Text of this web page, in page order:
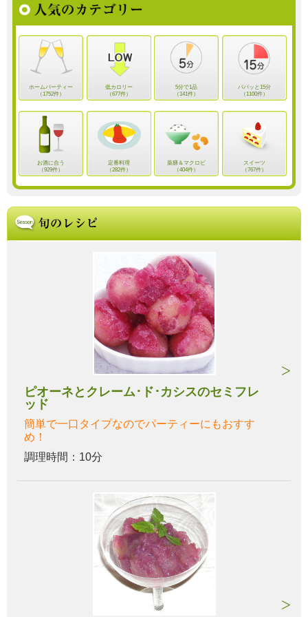
ホームパーティー
（1752件）
低カロリー
（677件）
5分で1品
（141件）
パパッと15分
（1100件）
お酒に合う
（929件）
定番料理
（282件）
薬膳＆マクロビ
（404件）
スイーツ
（767件）
ピオーネとクレーム･ド･カシスのセミフレ
ッド
簡単で一口タイプなのでパーティーにもおすす
め！
調理時間：10分